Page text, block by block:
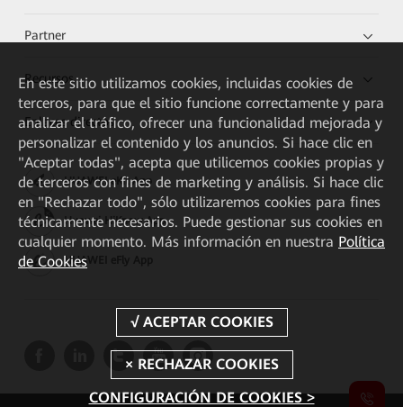
Partner
Recursos
Enlaces directos
HUAWEI eKit App
Huawei HiKnow App
HUAWEI eFly App
En este sitio utilizamos cookies, incluidas cookies de
terceros, para que el sitio funcione correctamente y para
analizar el tráfico, ofrecer una funcionalidad mejorada y
personalizar el contenido y los anuncios. Si hace clic en
"Aceptar todas", acepta que utilicemos cookies propias y
de terceros con fines de marketing y análisis. Si hace clic
en "Rechazar todo", sólo utilizaremos cookies para fines
técnicamente necesarios. Puede gestionar sus cookies en
cualquier momento. Más información en nuestra Política
de Cookies
CONFIGURACIÓN DE COOKIES >